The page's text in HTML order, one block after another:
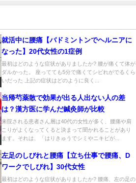
就活中に腰痛【バドミントンでヘルニアに
なった】20代女性の1症例
最初はどのような症状がありましたか? 腰が痛くて体が
ダルかった。 座ってても5分で痛くてシビれがでるくら
いだった 上記の症状はどのように良く...
当帰芍薬散で効果が出る人出ない人の差
は？漢方医に学んだ鍼灸師が比較
来院される患者さん層は40代の女性が多く、腰痛や肩
こりがよくなってくると決まって聞かれることがあり
ます。それは、「はりきゅうでシミやニキビが...
左足のしびれと腰痛【立ち仕事で腰痛、D
ワークでしびれ】30代女性
最初はどのような症状がありましたか? 腰痛、左の足の